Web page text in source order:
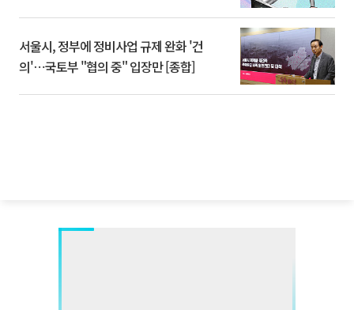
서울시, 정부에 정비사업 규제 완화 '건
의'⋯국토부 "협의 중" 입장만 [종합]